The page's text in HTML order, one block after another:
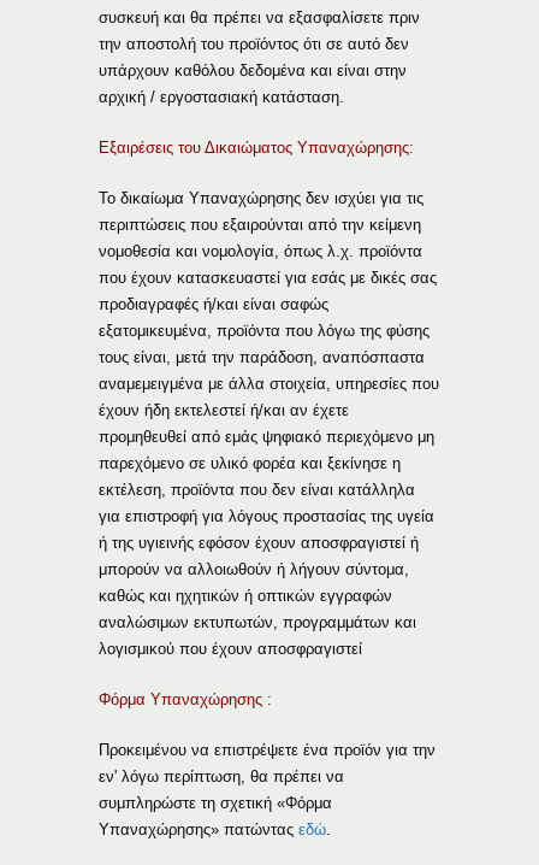
συσκευή και θα πρέπει να εξασφαλίσετε πριν
την αποστολή του προϊόντος ότι σε αυτό δεν
υπάρχουν καθόλου δεδομένα και είναι στην
αρχική / εργοστασιακή κατάσταση.
Εξαιρέσεις του Δικαιώματος Υπαναχώρησης:
Το δικαίωμα Υπαναχώρησης δεν ισχύει για τις
περιπτώσεις που εξαιρούνται από την κείμενη
νομοθεσία και νομολογία, όπως λ.χ. προϊόντα
που έχουν κατασκευαστεί για εσάς με δικές σας
προδιαγραφές ή/και είναι σαφώς
εξατομικευμένα, προϊόντα που λόγω της φύσης
τους είναι, μετά την παράδοση, αναπόσπαστα
αναμεμειγμένα με άλλα στοιχεία, υπηρεσίες που
έχουν ήδη εκτελεστεί ή/και αν έχετε
προμηθευθεί από εμάς ψηφιακό περιεχόμενο μη
παρεχόμενο σε υλικό φορέα και ξεκίνησε η
εκτέλεση, προϊόντα που δεν είναι κατάλληλα
για επιστροφή για λόγους προστασίας της υγεία
ή της υγιεινής εφόσον έχουν αποσφραγιστεί ή
μπορούν να αλλοιωθούν ή λήγουν σύντομα,
καθώς και ηχητικών ή οπτικών εγγραφών
αναλώσιμων εκτυπωτών, προγραμμάτων και
λογισμικού που έχουν αποσφραγιστεί
Φόρμα Υπαναχώρησης :
Προκειμένου να επιστρέψετε ένα προϊόν για την
εν' λόγω περίπτωση, θα πρέπει να
συμπληρώστε τη σχετική «Φόρμα
Υπαναχώρησης» πατώνταςεδώ